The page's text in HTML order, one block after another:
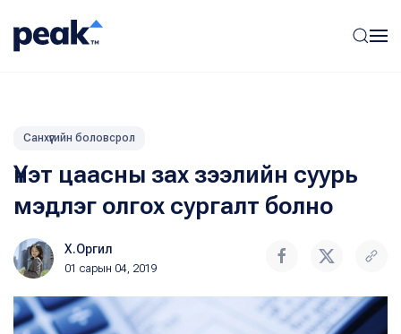
Санхүүгийн боловсрол
Үнэт цаасны зах зээлийн суурь
мэдлэг олгох сургалт болно
Х.Оргил
01 сарын 04, 2019